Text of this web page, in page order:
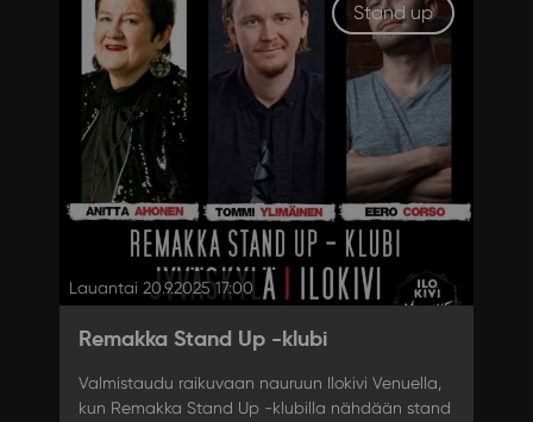
Stand up
Lauantai 20.9.2025 17:00
Remakka Stand Up -klubi
Valmistaudu raikuvaan nauruun Ilokivi Venuella,
kun Remakka Stand Up -klubilla nähdään stand